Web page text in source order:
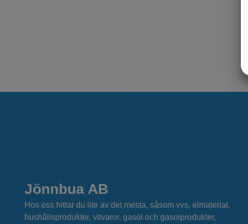
Jönnbua AB
Hos oss hittar du lite av det mesta, såsom vvs, elmaterial,
hushållsprodukter, vitvaror, gasol och gasolprodukter,